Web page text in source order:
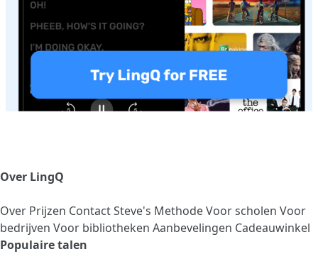
Over LingQ
Over Prijzen ContactSteve's MethodeVoor scholen Voor
bedrijven Voor bibliotheken Aanbevelingen Cadeauwinkel
Populaire talen